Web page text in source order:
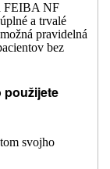
FEIBA NF
a trvalé
pravidelná
bez
použijete
svojho